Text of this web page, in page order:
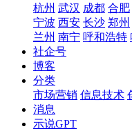
杭州 武汉 成都 合肥
宁波 西安 长沙 郑州
兰州 南宁 呼和浩特
社企号
博客
分类
市场营销 信息技术
消息
示说GPT